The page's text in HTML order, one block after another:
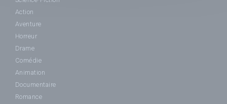
Action
Aventure
Horreur
Drame
Comédie
Animation
Documentaire
Romance